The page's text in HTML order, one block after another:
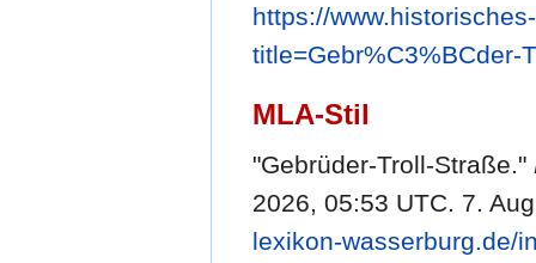
https://
title=Gebr%C3%BCder-
MLA-Stil
"Gebrüder-Troll-Straße."
2026, 05:53 UTC. 7.
lexikon-wasserburg.de/